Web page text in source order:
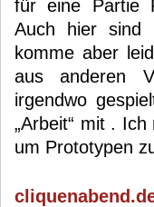
für eine Partie
Auch hier sind
komme aber
aus anderen
irgendwo
„Arbeit“ mit .
um Prototypen